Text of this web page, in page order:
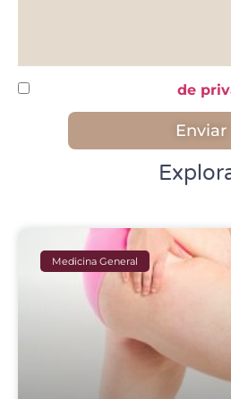
de
Enviar
Medicina General